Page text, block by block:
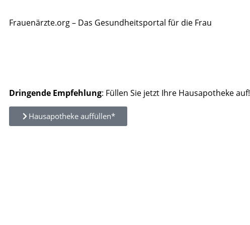
Frauenärzte.org – Das Gesundheitsportal für die Frau
Dringende Empfehlung: Füllen Sie jetzt Ihre Hausapotheke auf!
Hausapotheke auffüllen*